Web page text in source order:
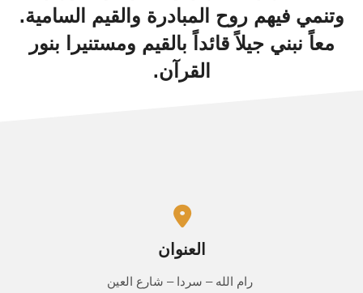
وتنمي فيهم روح المبادرة والقيم السامية.
معاً نبني جيلاً قائداً بالقيم ومستنيرا بنور
القرآن.
العنوان
رام الله – سردا – شارع العين